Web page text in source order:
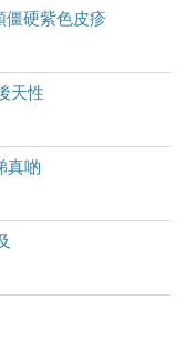
僵硬紫色皮疹
天性
真啲